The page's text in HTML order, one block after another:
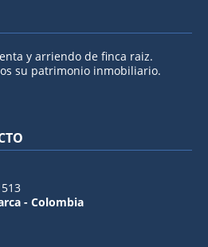
y arriendo de finca raiz.
su patrimonio inmobiliario.
- Colombia